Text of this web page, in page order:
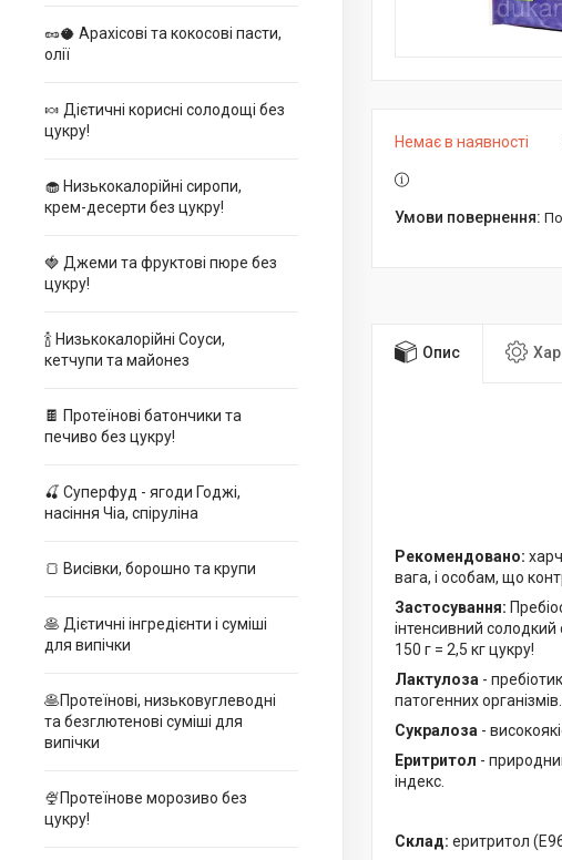
🥜🥥 Арахісові та кокосові пасти,
олії
🍬 Дієтичні корисні солодощі без
цукру!
🧁 Низькокалорійні сиропи,
крем-десерти без цукру!
🍓 Джеми та фруктові пюре без
цукру!
🍾 Низькокалорійні Соуси,
кетчупи та майонез
🍫 Протеїнові батончики та
печиво без цукру!
🍒 Суперфуд - ягоди Годжі,
насіння Чіа, спіруліна
🍞 Висівки, борошно та крупи
🥞 Дієтичні інгредієнти і суміші
для випічки
🥞Протеїнові, низьковуглеводні
та безглютенові суміші для
випічки
🍨Протеїнове морозиво без
цукру!
Немає в наявності
Опис
Рекомендовано:
вага, і особам, що
Застосування:
інтенсивний
150 г = 2,5 кг цукру!
Лактулоза -
патогенних
Сукралоза -
Еритритол -
індекс.
Склад: еритритол